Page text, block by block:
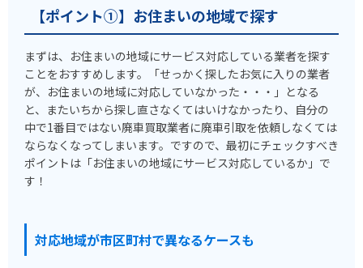
【ポイント①】お住まいの地域で探す
まずは、お住まいの地域にサービス対応している業者を探す
ことをおすすめします。「せっかく探したお気に入りの業者
が、お住まいの地域に対応していなかった・・・」となる
と、またいちから探し直さなくてはいけなかったり、自分の
中で1番目ではない廃車買取業者に廃車引取を依頼しなくては
ならなくなってしまいます。ですので、最初にチェックすべき
ポイントは「お住まいの地域にサービス対応しているか」で
す！
対応地域が市区町村で異なるケースも